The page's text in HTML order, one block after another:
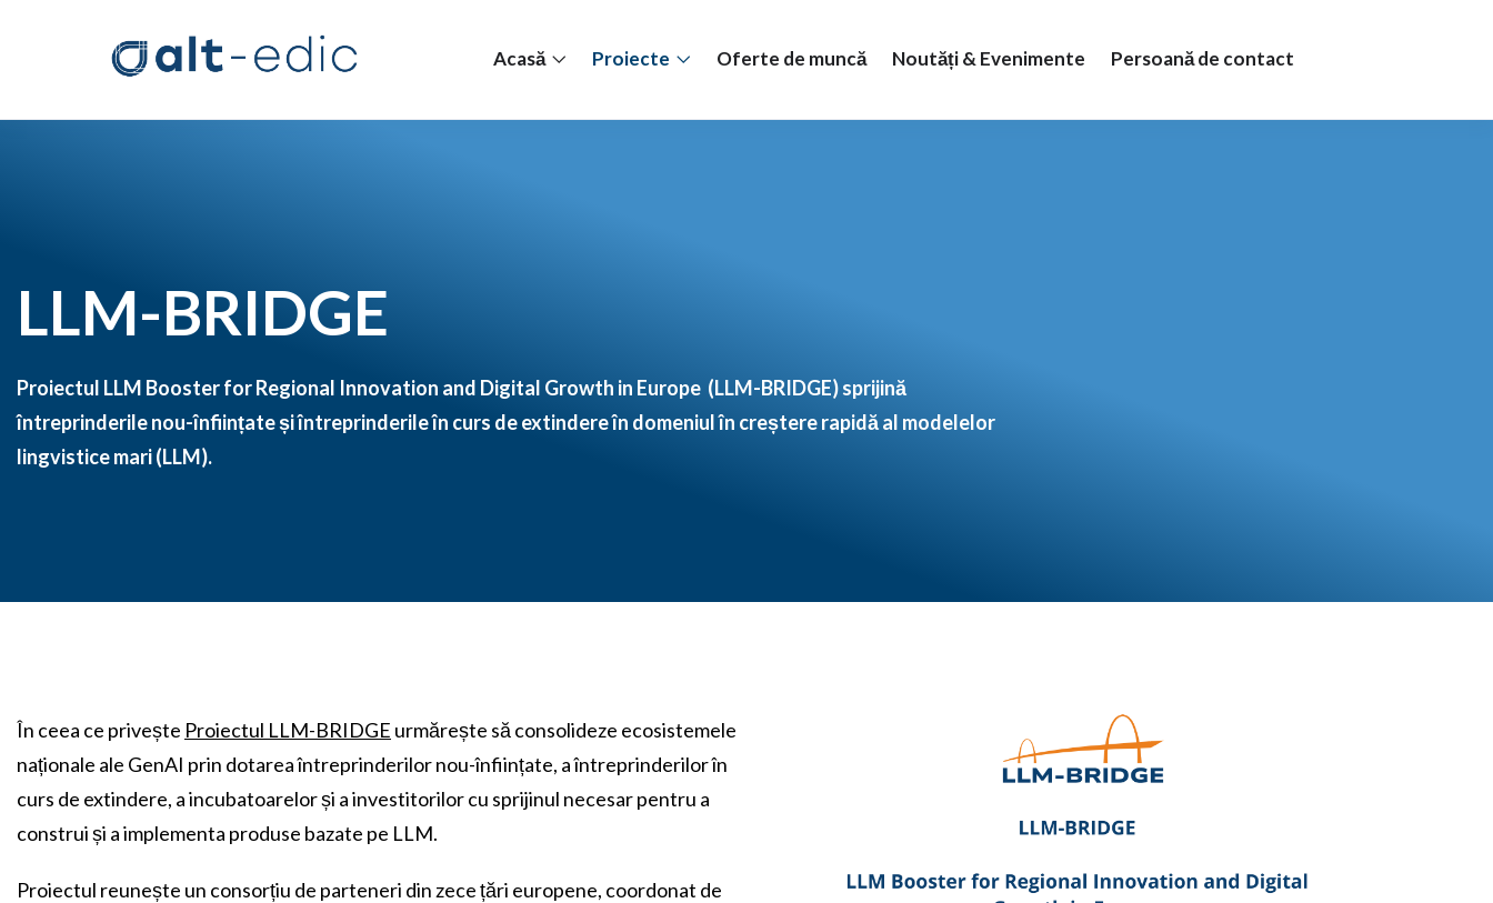
Acasă Proiecte Oferte de muncă Noutăți & Evenimente Persoană de contact
LLM-BRIDGE
Proiectul LLM Booster for Regional Innovation and Digital Growth in Europe (LLM-BRIDGE)sprijină
întreprinderile nou-înființate și întreprinderile în curs de extindere în domeniul în creștere rapidă al modelelor
lingvistice mari (LLM).
În ceea ce privește Proiectul LLM-BRIDGE urmărește să consolideze ecosistemele
naționale ale GenAI prin dotarea întreprinderilor nou-înființate, a întreprinderilor în
curs de extindere, a incubatoarelor și a investitorilor cu sprijinul necesar pentru a
construi și a implementa produse bazate pe LLM.
Proiectul reunește un consorțiu de parteneri din zece țări europene, coordonat de